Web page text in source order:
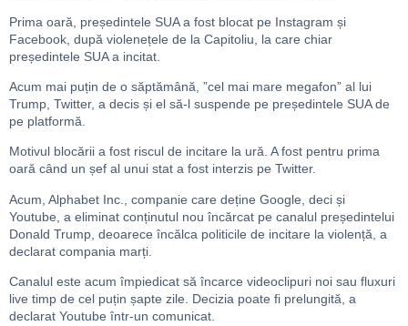
Prima oară, președintele SUA a fost blocat pe Instagram și
Facebook, după violenețele de la Capitoliu, la care chiar
președintele SUA a incitat.
Acum mai puțin de o săptămână, ”cel mai mare megafon” al lui
Trump, Twitter, a decis și el să-l suspende pe președintele SUA de
pe platformă.
Motivul blocării a fost riscul de incitare la ură. A fost pentru prima
oară când un șef al unui stat a fost interzis pe Twitter.
Acum, Alphabet Inc., companie care deține Google, deci și
Youtube, a eliminat conținutul nou încărcat pe canalul președintelui
Donald Trump, deoarece încălca politicile de incitare la violență, a
declarat compania marți.
Canalul este acum împiedicat să încarce videoclipuri noi sau fluxuri
live timp de cel puțin șapte zile. Decizia poate fi prelungită, a
declarat Youtube într-un comunicat.